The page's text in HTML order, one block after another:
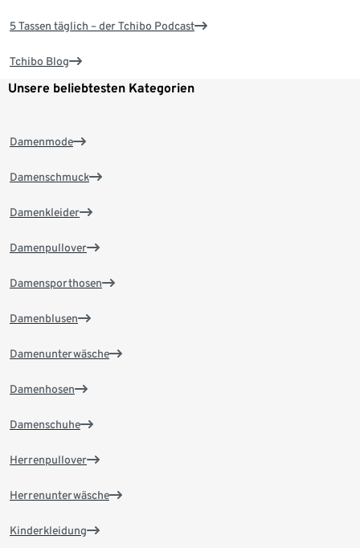
5 Tassen täglich – der Tchibo Podcast
Tchibo Blog
Unsere beliebtesten Kategorien
Damenmode
Damenschmuck
Damenkleider
Damenpullover
Damensporthosen
Damenblusen
Damenunterwäsche
Damenhosen
Damenschuhe
Herrenpullover
Herrenunterwäsche
Kinderkleidung